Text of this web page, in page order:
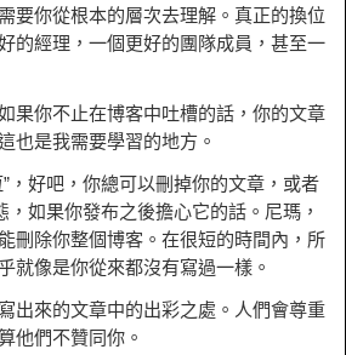
要你從根本的層次去理解。真正的換位
的經理，一個更好的團隊成員，甚至一
果你不止在博客中吐槽的話，你的文章
也是我需要學習的地方。
，好吧，你總可以刪掉你的文章，或者
，如果你發布之後擔心它的話。尼瑪，
刪除你整個博客。在很短的時間內，所
就像是你從來都沒有寫過一樣。
出來的文章中的出彩之處。人們會尊重
他們不贊同你。